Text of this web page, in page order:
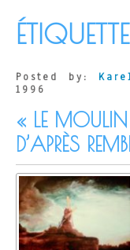
Posted by:
1996
« LE
D’APRÈS